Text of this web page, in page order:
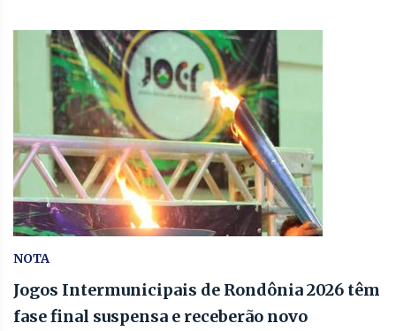
NOTA
Jogos Intermunicipais de Rondônia 2026 têm
fase final suspensa e receberão novo